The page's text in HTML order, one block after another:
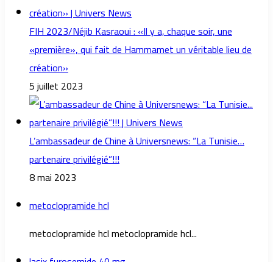
FIH 2023/Néjib Kasraoui : «Il y a, chaque soir, une
«première», qui fait de Hammamet un véritable lieu de
création»
5 juillet 2023
L’ambassadeur de Chine à Universnews: “La Tunisie…
partenaire privilégié”!!!
8 mai 2023
metoclopramide hcl
metoclopramide hcl metoclopramide hcl...